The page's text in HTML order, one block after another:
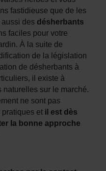
fastidieuse que de les
des désherbants
faciles pour votre
À la suite de
de la législation
de désherbants à
il existe à
naturelles sur le marché.
ne sont pas
et il est dès
la bonne approche